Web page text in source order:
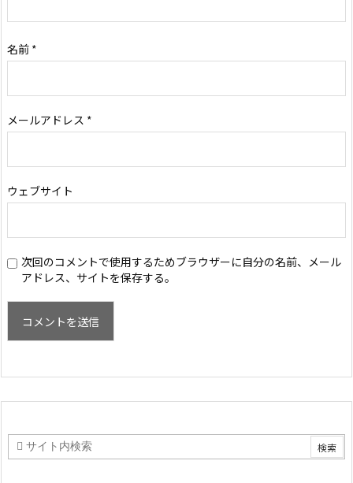
名前 *
メールアドレス *
ウェブサイト
次回のコメントで使用するためブラウザーに自分の名前、メール
アドレス、サイトを保存する。